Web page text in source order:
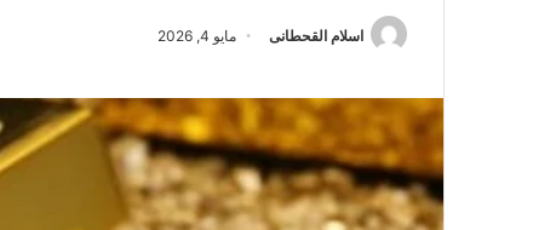
اسلام القحطانى مايو 4, 2026